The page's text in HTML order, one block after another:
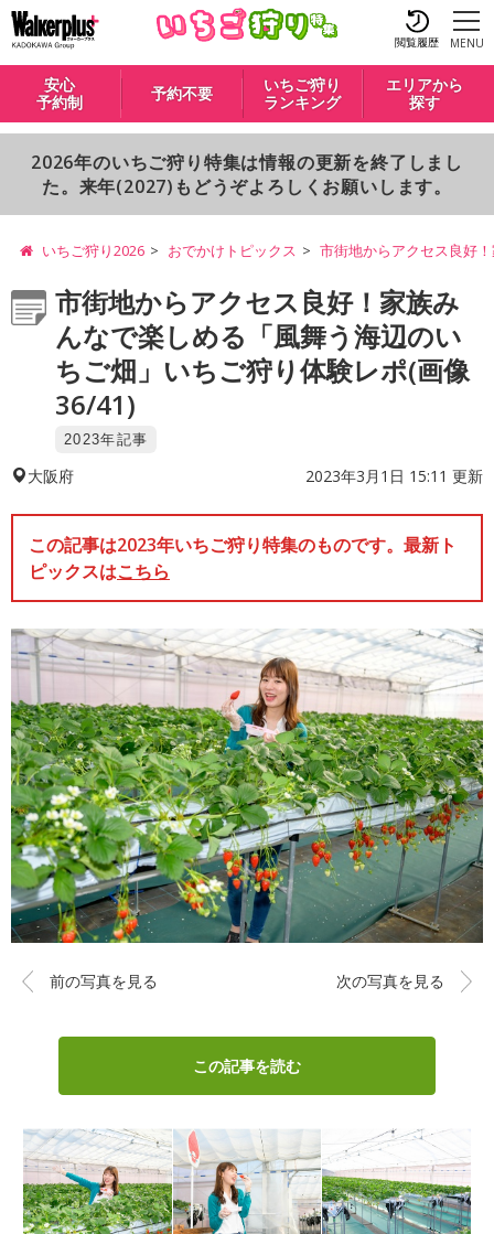
閲覧履歴 MENU
安心
予約制
予約不要
いちご狩り
ランキング
エリアから
探す
2026年のいちご狩り特集は情報の更新を終了しまし
た。来年(2027)もどうぞよろしくお願いします。
いちご狩り2026 おでかけトピックス 市街地からアクセス良好
市街地からアクセス良好！家族み
んなで楽しめる「風舞う海辺のい
ちご畑」いちご狩り体験レポ(画像
36/41)
2023年記事
大阪府 2023年3月1日 15:11 更新
この記事は2023年いちご狩り特集のものです。最新ト
ピックスはこちら
前の写真を見る 次の写真を見る
この記事を読む